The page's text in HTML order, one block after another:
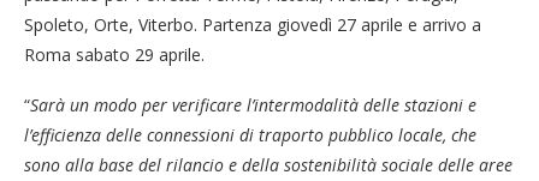
Spoleto, Orte, Viterbo. Partenza giovedì 27 aprile e arrivo a
Roma sabato 29 aprile.
“Sarà un modo per verificare l’intermodalità delle stazioni e
l’efficienza delle connessioni di traporto pubblico locale, che
sono alla base del rilancio e della sostenibilità sociale delle aree